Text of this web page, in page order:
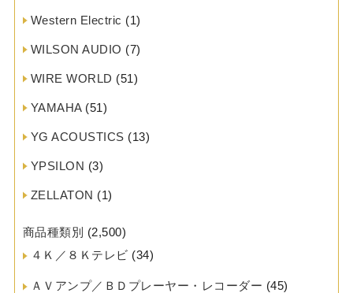
Western Electric (1)
WILSON AUDIO (7)
WIRE WORLD (51)
YAMAHA(51)
YG ACOUSTICS (13)
YPSILON (3)
ZELLATON (1)
商品種類別 (2,500)
４Ｋ／８Ｋテレビ (34)
ＡＶアンプ／ＢＤプレーヤー・レコーダー (45)